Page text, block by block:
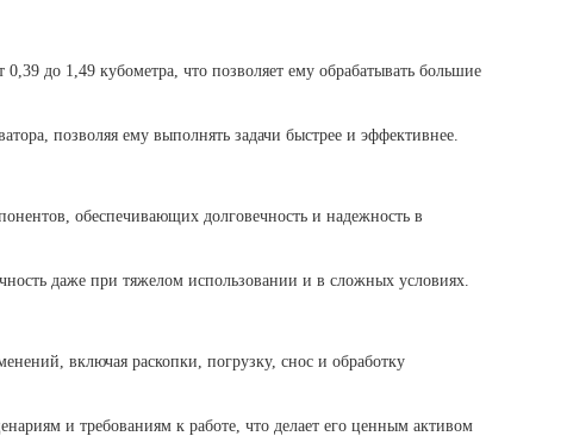
до 1,49 кубометра, что позволяет ему обрабатывать большие
позволяя ему выполнять задачи быстрее и эффективнее.
обеспечивающих долговечность и надежность в
даже при тяжелом использовании и в сложных условиях.
включая раскопки, погрузку, снос и обработку
и требованиям к работе, что делает его ценным активом